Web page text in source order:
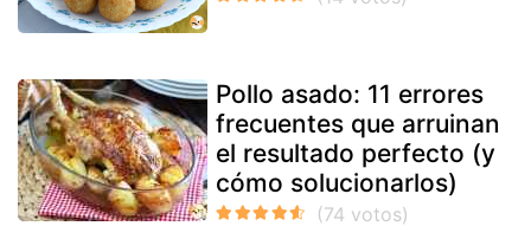
Pollo asado: 11 errores
frecuentes que arruinan
el resultado perfecto (y
cómo solucionarlos)